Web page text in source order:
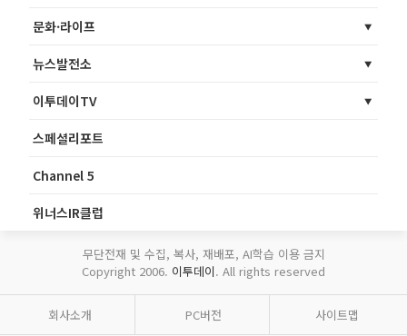
문화·라이프
뉴스발전소
이투데이TV
스페셜리포트
Channel 5
위너스IR클럽
무단전재 및 수집, 복사, 재배포, AI학습 이용 금지
Copyright 2006. 이투데이. All rights reserved
회사소개 PC버전 사이트맵